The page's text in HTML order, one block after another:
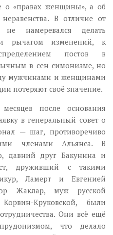
о «правах женщины», а об
В отличие от
не намеревался делать
рычагом изменений, к
постов в
в сен-симонизме, но
мужчинами и женщинами
потеряют своё значение.
после основания
в генеральный совет о
— шаг, противоречиво
членами Альянса. В
давний друг Бакунина и
друживший с такими
Ламерт и Евгенией
Жаклар, муж русской
Круковской, были
Они всё ещё
что делало